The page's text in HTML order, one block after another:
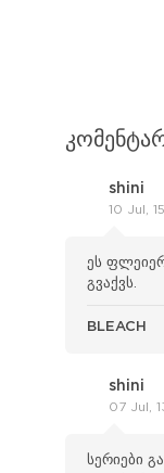
shini
10 Jul,
ეს
გვაქვს.
BLEACH
shini
07 Jul,
სერიები